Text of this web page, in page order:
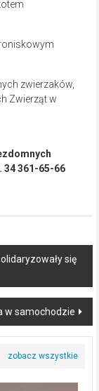
34 361-65-66
się
w samochodzie